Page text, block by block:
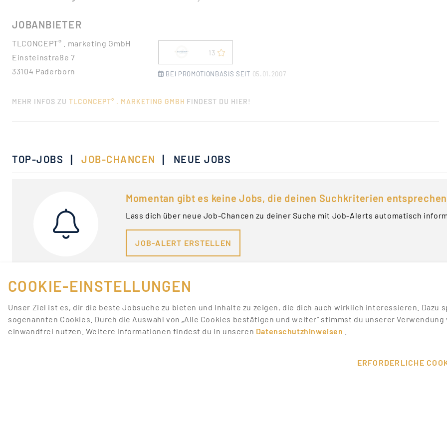
JOBANBIETER
TLCONCEPT° . marketing GmbH
Einsteinstraße 7
33104 Paderborn
13
BEI PROMOTIONBASIS SEIT 05.01.2007
MEHR INFOS ZU TLCONCEPT° . MARKETING GMBH FINDEST DU HIER!
TOP-JOBS | JOB-CHANCEN | NEUE JOBS
Momentan gibt es keine Jobs, die deinen Suchkriterien
Lass dich über neue Job-Chancen zu deiner Suche mit Job-Alerts automatisch
JOB-ALERT ERSTELLEN
FÜR JOBANBIETER LINKS SONSTIGES
COOKIE-EINSTELLUNGEN
Unser Ziel ist es, dir die beste Jobsuche zu bieten und Inhalte zu zeigen, die dich auch wirklich interessieren. Dazu
sogenannten Cookies. Durch die Auswahl von „Alle Cookies bestätigen und weiter“ stimmst du unserer
einwandfrei nutzen. Weitere Informationen findest du in unseren Datenschutzhinweisen
ERFORDERLICHE